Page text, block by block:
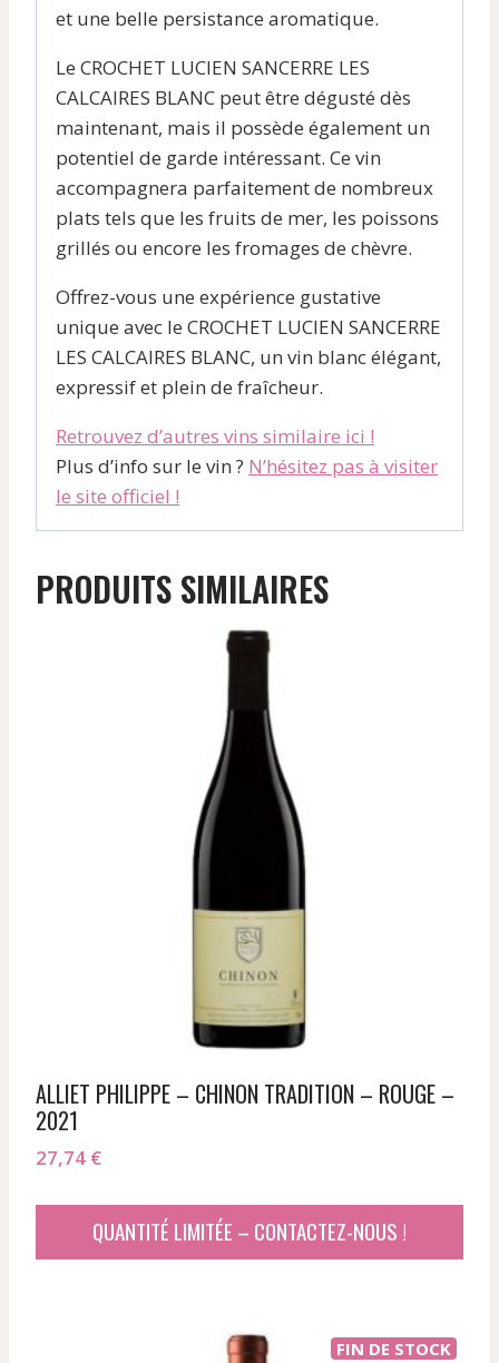
et une belle persistance aromatique.
Le CROCHET LUCIEN SANCERRE LES
CALCAIRES BLANC peut être dégusté dès
maintenant, mais il possède également un
potentiel de garde intéressant. Ce vin
accompagnera parfaitement de nombreux
plats tels que les fruits de mer, les poissons
grillés ou encore les fromages de chèvre.
Offrez-vous une expérience gustative
unique avec le CROCHET LUCIEN SANCERRE
LES CALCAIRES BLANC, un vin blanc élégant,
expressif et plein de fraîcheur.
Retrouvez d’autres vins similaire ici !
Plus d’info sur le vin ? N’hésitez pas à visiter
le site officiel !
PRODUITS SIMILAIRES
ALLIET PHILIPPE – CHINON TRADITION – ROUGE –
2021
27,74 €
QUANTITÉ LIMITÉE – CONTACTEZ-NOUS !
FIN DE STOCK